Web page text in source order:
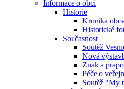
Informace o obci
Historie
Kronika obce
Historické
Současnost
Soutěž
Nová
Znak a
Péče o
Soutěž "My